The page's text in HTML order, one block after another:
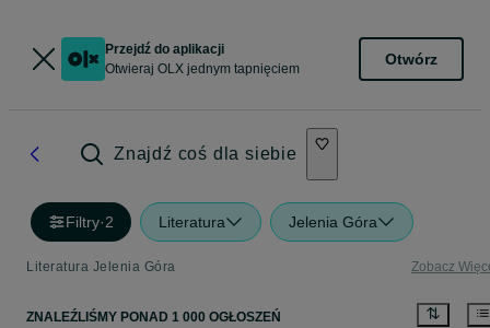
Przejdź do aplikacji
Otwieraj OLX jednym tapnięciem
Otwórz
Znajdź coś dla siebie
Filtry·2 Literatura Jelenia Góra
Literatura Jelenia Góra Zobacz
ZNALEŹLIŚMY PONAD 1 000 OGŁOSZEŃ